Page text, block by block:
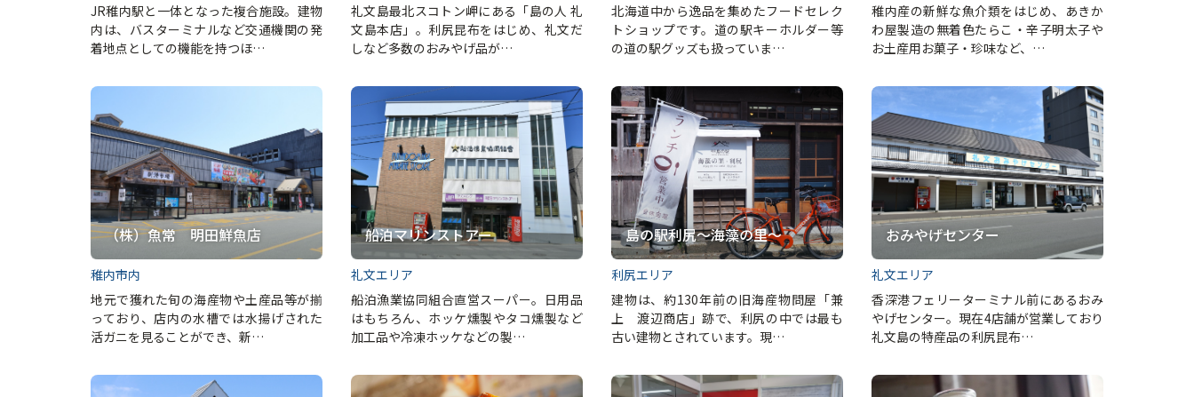
JR稚内駅と一体となった複合施設。建物
内は、バスターミナルなど交通機関の発
着地点としての機能を持つほ…
礼文島最北スコトン岬にある「島の人 礼
文島本店」。利尻昆布をはじめ、礼文だ
しなど多数のおみやげ品が…
北海道中から逸品を集めたフードセレク
トショップです。道の駅キーホルダー等
の道の駅グッズも扱っていま…
稚内産の新鮮な魚介類をはじめ、あきか
わ屋製造の無着色たらこ・辛子明太子や
お土産用お菓子・珍味など、…
（株）魚常 明田鮮魚店
稚内市内
地元で獲れた旬の海産物や土産品等が揃
っており、店内の水槽では水揚げされた
活ガニを見ることができ、新…
船泊マリンストアー
礼文エリア
船泊漁業協同組合直営スーパー。日用品
はもちろん、ホッケ燻製やタコ燻製など
加工品や冷凍ホッケなどの製…
島の駅利尻～海藻の里～
利尻エリア
建物は、約130年前の旧海産物問屋「兼
上 渡辺商店」跡で、利尻の中では最も
古い建物とされています。現…
おみやげセンター
礼文エリア
香深港フェリーターミナル前にあるおみ
やげセンター。現在4店舗が営業しており
礼文島の特産品の利尻昆布…